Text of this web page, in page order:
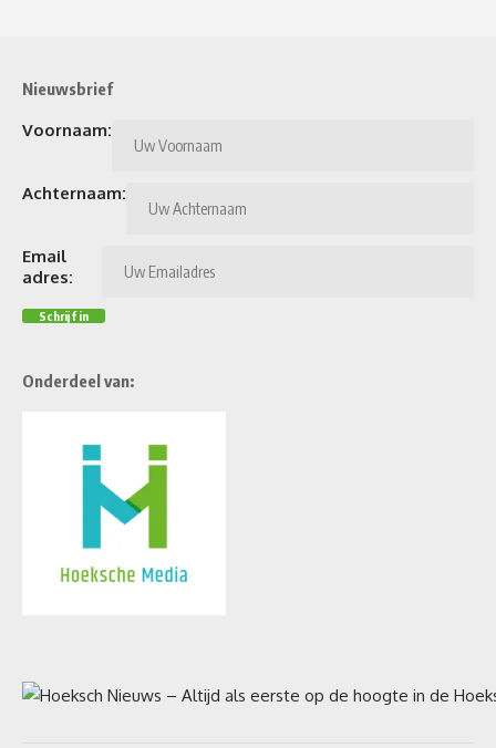
Nieuwsbrief
Voornaam:
Achternaam:
Email
adres:
Onderdeel van: